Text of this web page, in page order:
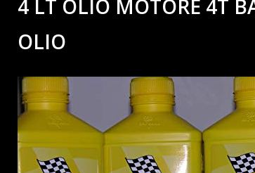
4 LT OLIO MOTORE 4T
OLIO